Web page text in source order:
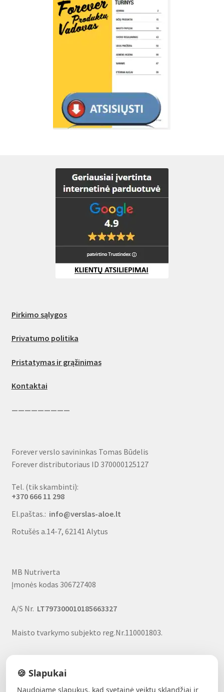
Pirkimo sąlygos
Privatumo politika
Pristatymas ir grąžinimas
Kontaktai
—————————
Forever verslo savininkas Tomas Būdelis
Forever distributoriaus ID 370000125127
Tel. (tik skambinti):
+370 666 11 298
El.paštas.: info@verslas-aloe.lt
Rotušės a.14-7, 62141 Alytus
MB Nutriverta
Įmonės kodas 306727408
A/S Nr. LT797300010185663327
Maisto tvarkymo subjekto reg.Nr.110001803.
🍪 Slapukai
Naudojame slapukus, kad svetainė veiktų sklandžiai ir